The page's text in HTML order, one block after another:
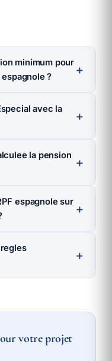
minimum pour
?
＋
avec la
＋
la pension
＋
espagnole sur
＋
＋
votre projet